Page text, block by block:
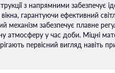
з напрямними забезпечує
гарантуючи ефективний
механізм забезпечує плавне
атмосферу у час доби. Міцні
первісний вигляд навіть